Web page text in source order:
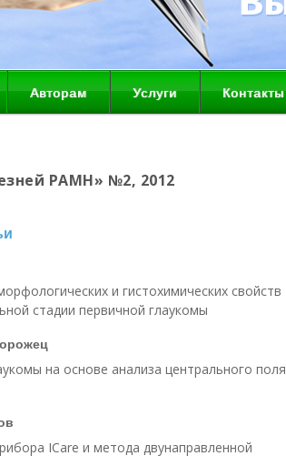
Авторам Услуги Контакты
РАМН» №2, 2012
и гистохимических свойств
стадии первичной глаукомы
на основе анализа центрального поля
ICare и метода двунаправленной